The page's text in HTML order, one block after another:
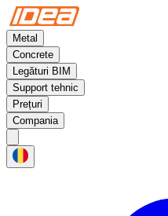
Metal
Concrete
Legături BIM
Support tehnic
Prețuri
Compania